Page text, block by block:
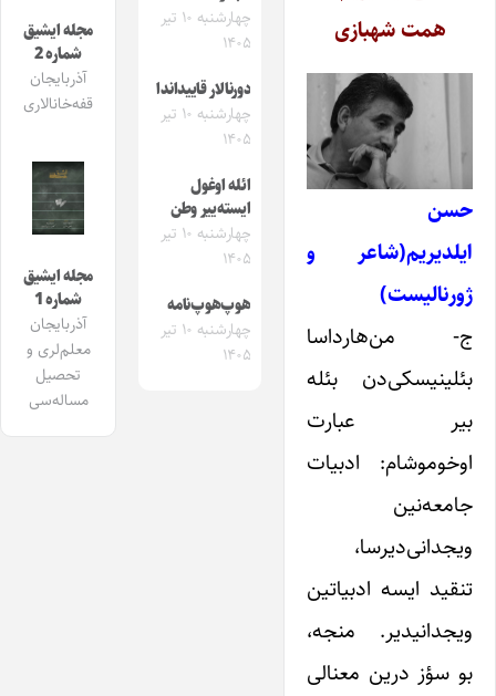
همت شهبازی
حسن
ایلدیریم(شاعر و
ژورنالیست)
ج- من‌هارداسا
بئلینیسکی‌دن بئله
بیر عبارت
اوخوموشام: ادبیات
جامعه‌‌نین
ویجدانی‌دیرسا،
تنقید ایسه ادبیاتین
ویجدانیدیر. منجه،
بو سؤز درین معنالی
چهارشنبه ۱۰ تیر
۱۴۰۵
دورنالار قاییداندا
چهارشنبه ۱۰ تیر
۱۴۰۵
ائله اوغول
ایسته‌ییر وطن
چهارشنبه ۱۰ تیر
۱۴۰۵
هوپ‌هوپ‌نامه
چهارشنبه ۱۰ تیر
۱۴۰۵
مجله ایشیق
شماره 2
آذربایجان
قفه‌خانالاری
مجله ایشیق
شماره 1
آذربایجان
معلم‌لری و
تحصیل
مساله‌سی